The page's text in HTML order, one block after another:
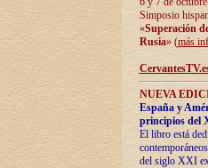
Simposio
«Superación
Rusia» (más
NUEVA
España y
principios del
El libro está
del siglo XXI